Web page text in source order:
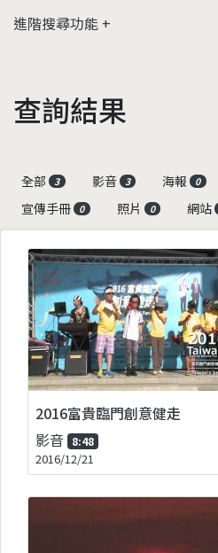
進階搜尋功能
查詢結果
全部
3 影音 3 海報 0
宣傳手冊 0 照片 0 網站
2016富貴臨門創意健走
影音 8:48
2016/12/21